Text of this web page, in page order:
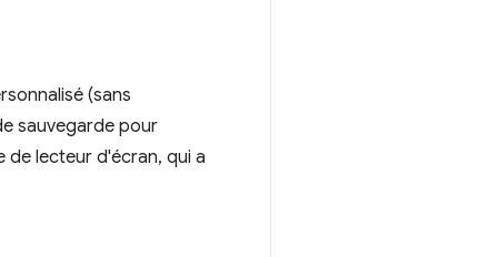
(sans
sauvegarde pour
de lecteur d'écran, qui a